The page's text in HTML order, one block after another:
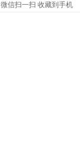
微信扫一扫 收藏到手机